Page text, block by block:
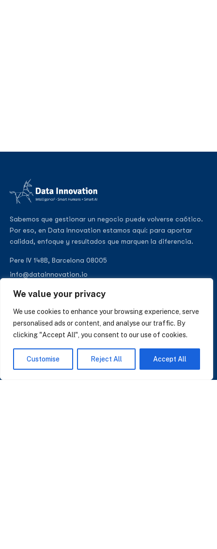
We value your privacy
We use cookies to enhance your browsing experience, serve
personalised ads or content, and analyse our traffic. By
clicking "Accept All", you consent to our use of cookies.
Customise Reject All Accept All
Sabemos que gestionar un negocio puede volverse caótico.
Por eso, en Data Innovation estamos aquí: para aportar
calidad, enfoque y resultados que marquen la diferencia.
Pere IV 148B, Barcelona 08005
info@datainnovation.io
SUSCRÍBASE A NUESTRAS NOTICIAS
Perspectivas sobre IA, datos y CRM. Sin spam, solo lo que importa.